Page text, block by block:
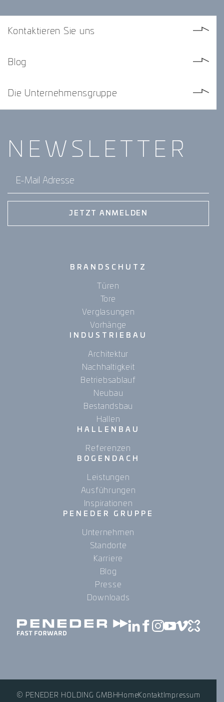
Kontaktieren Sie uns
Blog
Die Unternehmensgruppe
NEWS­ LETTER
E-Mail Adresse
JETZT ANMELDEN
BRANDSCHUTZ
Türen
Tore
Verglasungen
Vorhänge
INDUSTRIEBAU
Architektur
Nachhaltigkeit
Betriebsablauf
Neubau
Bestandsbau
Hallen
HALLENBAU
Referenzen
BOGENDACH
Leistungen
Ausführungen
Inspirationen
PENEDER GRUPPE
Unternehmen
Standorte
Karriere
Blog
Presse
Downloads
© PENEDER HOLDING GMBHHomeKontakt Impressum